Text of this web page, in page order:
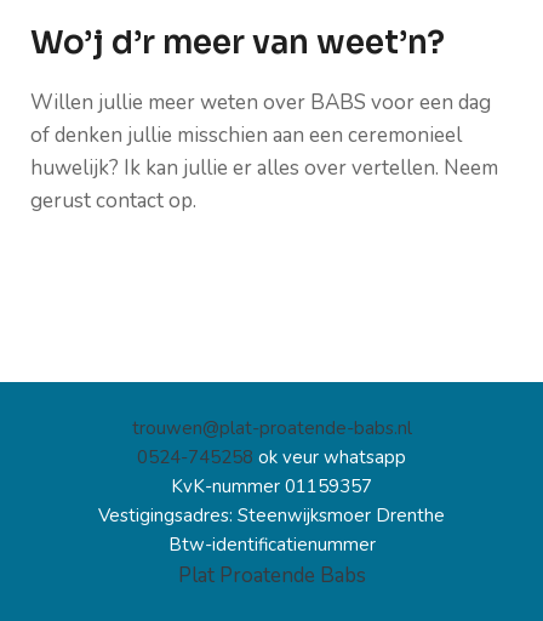
Wo’j d’r meer van weet’n?
Willen jullie meer weten over BABS voor een dag
of denken jullie misschien aan een ceremonieel
huwelijk? Ik kan jullie er alles over vertellen. Neem
gerustcontactop.
trouwen@plat-proatende-babs.nl
0524-745258 ok veur whatsapp
KvK-nummer 01159357
Vestigingsadres: Steenwijksmoer Drenthe
Btw-identificatienummer
Plat Proatende Babs